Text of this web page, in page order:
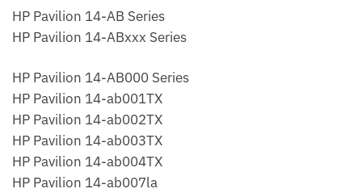
HP Pavilion 14-AB Series
HP Pavilion 14-ABxxx Series
HP Pavilion 14-AB000 Series
HP Pavilion 14-ab001TX
HP Pavilion 14-ab002TX
HP Pavilion 14-ab003TX
HP Pavilion 14-ab004TX
HP Pavilion 14-ab007la